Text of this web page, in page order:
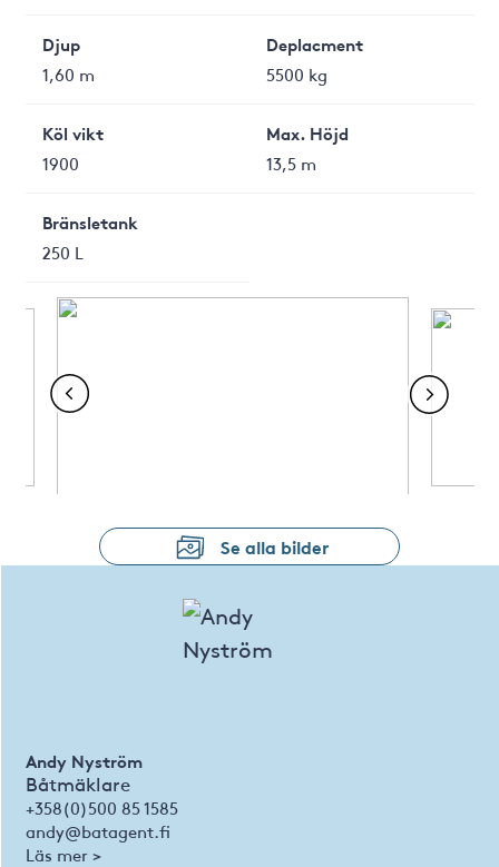
Djup
1,60 m
Deplacment
5500 kg
Köl vikt
1900
Max. Höjd
13,5 m
Bränsletank
250 L
Se alla bilder
Andy Nyström
Båtmäklare
+358(0)500 85 1585
andy@batagent.fi
Läs mer >